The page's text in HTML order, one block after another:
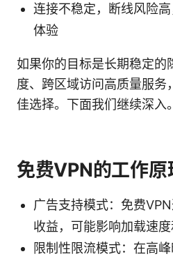
连接不稳定，断线风险
体验
如果你的目标是长期稳定的
度、跨区域访问高质量服务
佳选择。下面我们继续深入。
免费VPN的工作
广告支持模式：免费
收益，可能影响加载速度
限制性限流模式：在高